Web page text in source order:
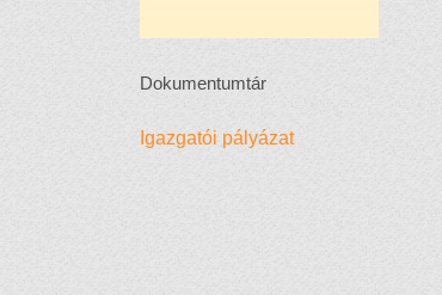
Dokumentumtár
Igazgatói pályázat